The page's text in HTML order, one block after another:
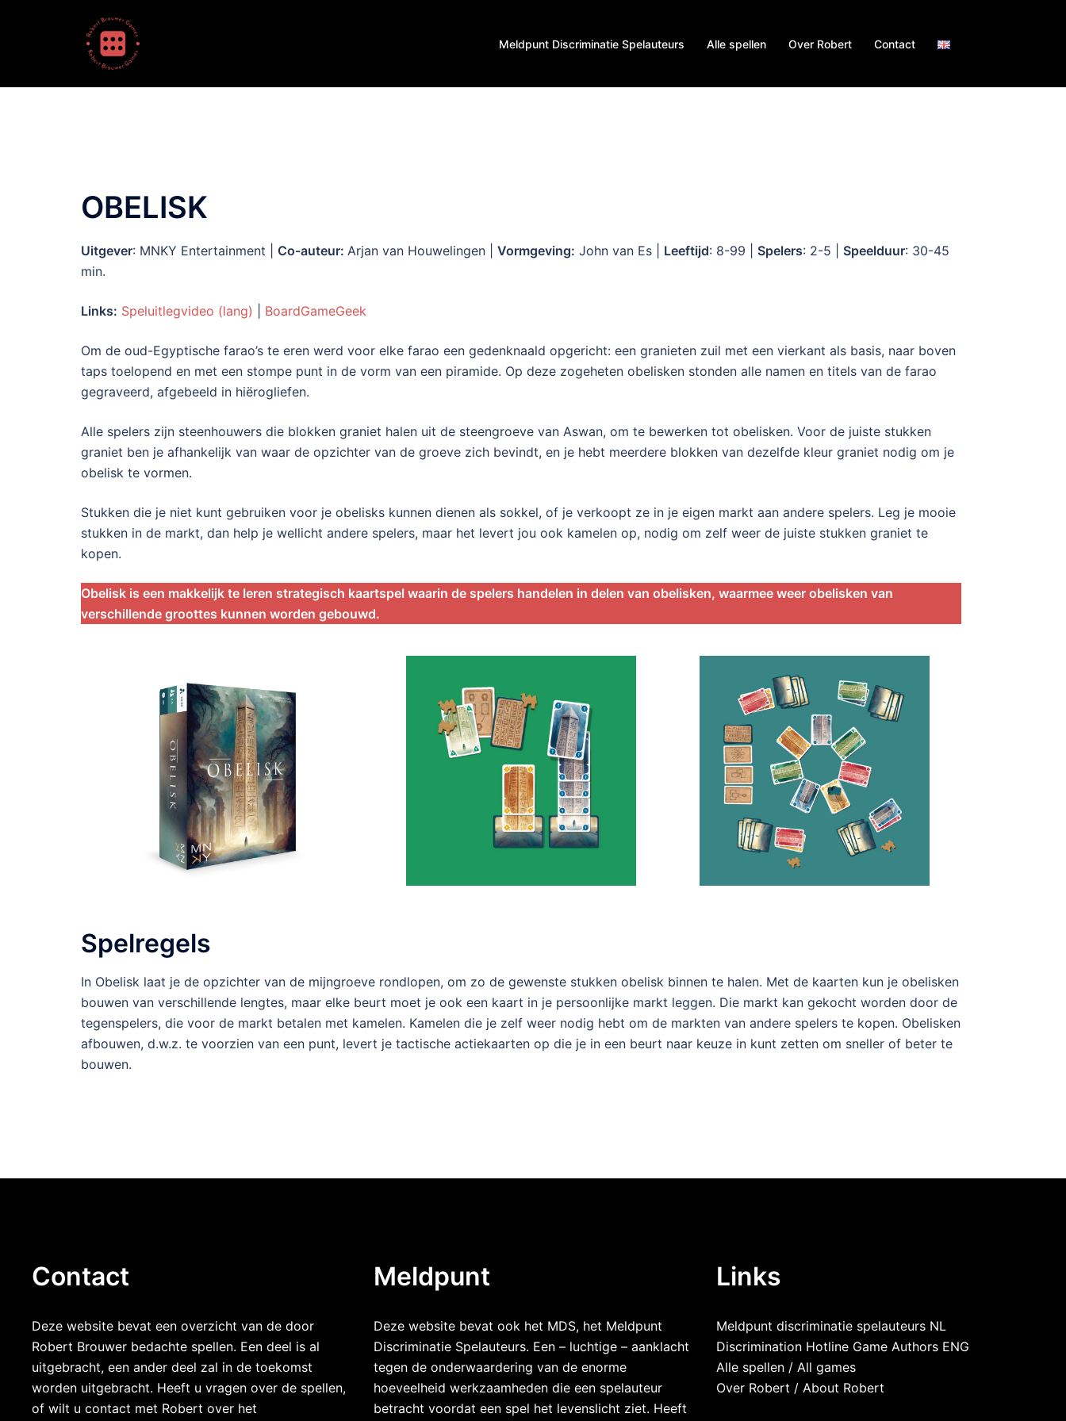
Meldpunt Discriminatie Spelauteurs Alle spellen Over Robert Contact
OBELISK
Uitgever: MNKY Entertainment | Co-auteur: Arjan van Houwelingen | Vormgeving: John van Es | Leeftijd: 8-99 | Spelers: 2-5 | Speelduur: 30-45
min.
Links: Speluitlegvideo (lang) BoardGameGeek
Om de oud-Egyptische farao’s te eren werd voor elke farao een gedenknaald opgericht: een granieten zuil met een vierkant als basis, naar boven
taps toelopend en met een stompe punt in de vorm van een piramide. Op deze zogeheten obelisken stonden alle namen en titels van de farao
gegraveerd, afgebeeld in hiërogliefen.
Alle spelers zijn steenhouwers die blokken graniet halen uit de steengroeve van Aswan, om te bewerken tot obelisken. Voor de juiste stukken
graniet ben je afhankelijk van waar de opzichter van de groeve zich bevindt, en je hebt meerdere blokken van dezelfde kleur graniet nodig om je
obelisk te vormen.
Stukken die je niet kunt gebruiken voor je obelisks kunnen dienen als sokkel, of je verkoopt ze in je eigen markt aan andere spelers. Leg je mooie
stukken in de markt, dan help je wellicht andere spelers, maar het levert jou ook kamelen op, nodig om zelf weer de juiste stukken graniet te
kopen.
Obelisk is een makkelijk te leren strategisch kaartspel waarin de spelers handelen in delen van obelisken, waarmee weer obelisken van
verschillende groottes kunnen worden gebouwd.
Spelregels
In Obelisk laat je de opzichter van de mijngroeve rondlopen, om zo de gewenste stukken obelisk binnen te halen. Met de kaarten kun je obelisken
bouwen van verschillende lengtes, maar elke beurt moet je ook een kaart in je persoonlijke markt leggen. Die markt kan gekocht worden door de
tegenspelers, die voor de markt betalen met kamelen. Kamelen die je zelf weer nodig hebt om de markten van andere spelers te kopen. Obelisken
afbouwen, d.w.z. te voorzien van een punt, levert je tactische actiekaarten op die je in een beurt naar keuze in kunt zetten om sneller of beter te
bouwen.
Contact
Deze website bevat een overzicht van de door
Robert Brouwer bedachte spellen. Een deel is al
uitgebracht, een ander deel zal in de toekomst
worden uitgebracht. Heeft u vragen over de spellen,
of wilt u contact met Robert over het
Meldpunt
Deze website bevat ook het MDS, het Meldpunt
Discriminatie Spelauteurs. Een – luchtige – aanklacht
tegen de onderwaardering van de enorme
hoeveelheid werkzaamheden die een spelauteur
betracht voordat een spel het levenslicht ziet. Heeft
Links
Meldpunt discriminatie spelauteurs NL
Discrimination Hotline Game Authors ENG
Alle spellen/ All games
Over Robert / About Robert